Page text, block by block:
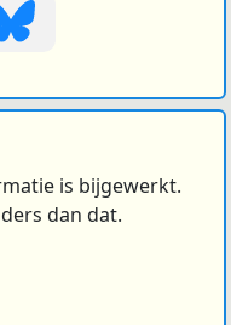
is bijgewerkt.
dan dat.